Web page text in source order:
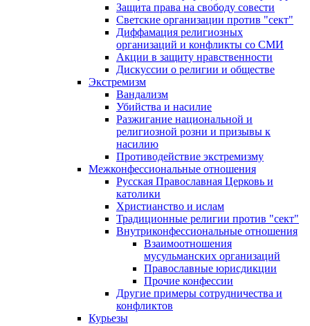
Защита права на свободу совести
Светские организации против "сект"
Диффамация религиозных
организаций и конфликты со СМИ
Акции в защиту нравственности
Дискуссии о религии и обществе
Экстремизм
Вандализм
Убийства и насилие
Разжигание национальной и
религиозной розни и призывы к
насилию
Противодействие экстремизму
Межконфессиональные отношения
Русская Православная Церковь и
католики
Христианство и ислам
Традиционные религии против "сект"
Внутриконфессиональные отношения
Взаимоотношения
мусульманских организаций
Православные юрисдикции
Прочие конфессии
Другие примеры сотрудничества и
конфликтов
Курьезы